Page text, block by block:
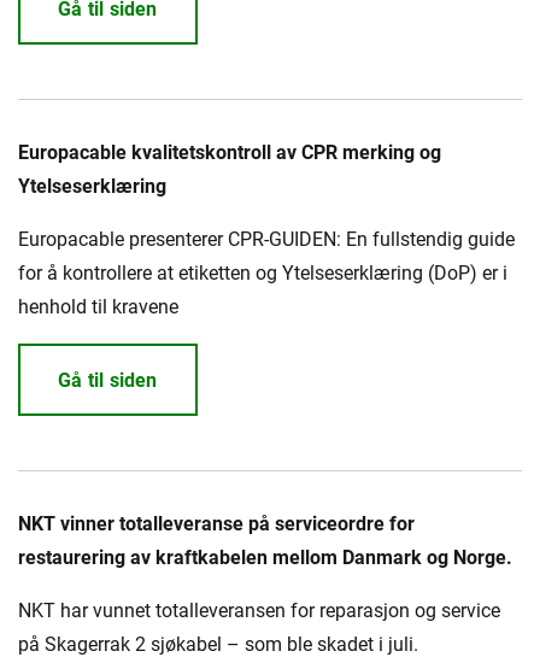
Gå til siden
Europacable kvalitetskontroll av CPR merking og
Ytelseserklæring
Europacable presenterer CPR-GUIDEN: En fullstendig guide
for å kontrollere at etiketten og Ytelseserklæring (DoP) er i
henhold til kravene
Gå til siden
NKT vinner totalleveranse på serviceordre for
restaurering av kraftkabelen mellom Danmark og Norge.
NKT har vunnet totalleveransen for reparasjon og service
på Skagerrak 2 sjøkabel – som ble skadet i juli.